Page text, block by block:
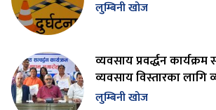
लुम्बिनी खोज
व्यवसाय प्रवर्द्धन कार्यक्रम
व्यवसाय विस्तारका लागि
लुम्बिनी खोज